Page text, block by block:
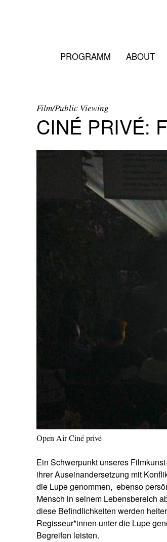
PROGRAMM ABOUT
Film/Public Viewing
CINÉ PRIVÉ:
Open Air Ciné privé
Ein Schwerpunkt unseres
ihrer Auseinandersetzung mit
die Lupe genommen, ebenso
Mensch in seinem Lebensbereich
diese Befindlichkeiten werden
Regisseur*innen unter die Lupe
Begreifen leisten.